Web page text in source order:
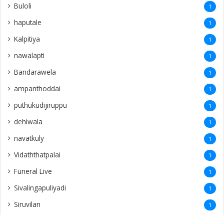
Buloli 1
haputale 1
Kalpitiya 1
nawalapti 1
Bandarawela 1
ampanthoddai 1
puthukudijiruppu 1
dehiwala 1
navatkuly 1
Vidaththatpalai 1
Funeral Live 1
Sivalingapuliyadi 1
Siruvilan 1